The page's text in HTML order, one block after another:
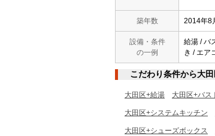
築年数 2014年8
設備・条件
の一例
給湯 / バ
き / エア
こだわり条件から大
大田区+給湯 大田区+バス
大田区+システムキッチン
大田区+シューズボックス